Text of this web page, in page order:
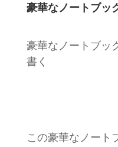
豪華なノートブッ
豪華なノートブッ
書く
この豪華なノート